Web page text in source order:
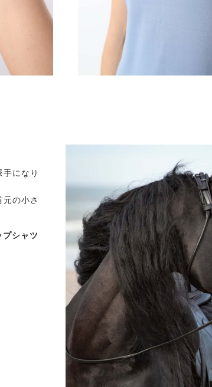
になり
の小さ
シャツ